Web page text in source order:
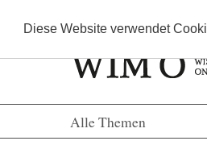
Diese Website verwendet
Alle Themen